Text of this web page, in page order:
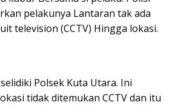
pelakunya Lantaran tak ada
television (CCTV) Hingga lokasi.
Polsek Kuta Utara. Ini
tidak ditemukan CCTV dan itu